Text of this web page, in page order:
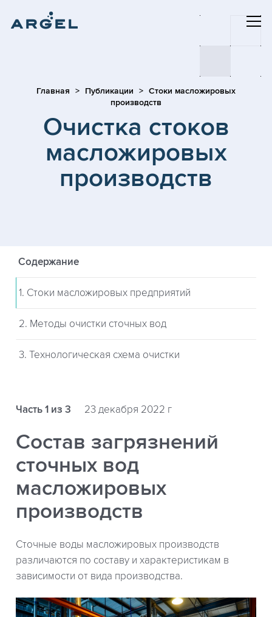
Главная Публикации
Cтоки масложировых
производств
Очистка стоков
масложировых
производств
Содержание
1. Стоки масложировых предприятий
2. Методы очистки сточных вод
3. Технологическая схема очистки
Часть 1 из 3 23 декабря 2022 г
Состав загрязнений
сточных вод
масложировых
производств
Сточные воды масложировых производств
различаются по составу и характеристикам в
зависимости от вида производства.